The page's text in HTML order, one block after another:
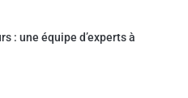
: une équipe d’experts à